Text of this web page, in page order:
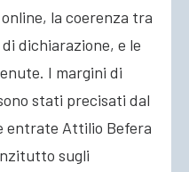
la coerenza tra
dichiarazione, e le
I margini di
stati precisati dal
entrate Attilio Befera
sugli